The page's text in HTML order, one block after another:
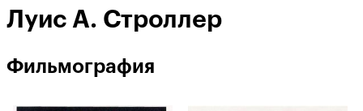
Луис А. Строллер
Фильмография